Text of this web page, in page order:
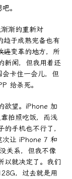
。
渐的重新对
于成熟完备也有
进变革的地方，所
新闻，但我用着还
卡住一会儿，但
给杀死。
欲望。iPhone 加
拍照吃饭，而浅
手机也不行了，
次让 iPhone 7 和
关系，但我不像
以就决定了。我们
，过去就是用